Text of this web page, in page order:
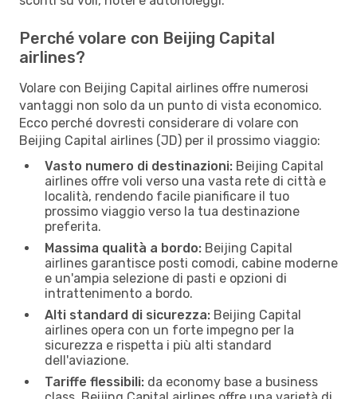
Perché volare con Beijing Capital
airlines?
Volare con Beijing Capital airlines offre numerosi
vantaggi non solo da un punto di vista economico.
Ecco perché dovresti considerare di volare con
Beijing Capital airlines (JD) per il prossimo viaggio:
Vasto numero di destinazioni: Beijing Capital
airlines offre voli verso una vasta rete di città e
località, rendendo facile pianificare il tuo
prossimo viaggio verso la tua destinazione
preferita.
Massima qualità a bordo: Beijing Capital
airlines garantisce posti comodi, cabine moderne
e un'ampia selezione di pasti e opzioni di
intrattenimento a bordo.
Alti standard di sicurezza: Beijing Capital
airlines opera con un forte impegno per la
sicurezza e rispetta i più alti standard
dell'aviazione.
Tariffe flessibili: da economy base a business